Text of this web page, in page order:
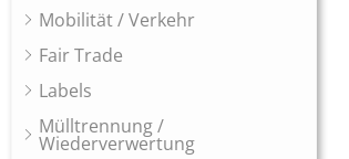
Mobilität / Verkehr
Fair Trade
Labels
Mülltrennung /
Wiederverwertung